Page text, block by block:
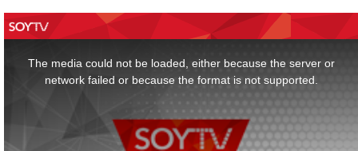
The media could not be loaded, either because the server or
network failed or because the format is not supported.